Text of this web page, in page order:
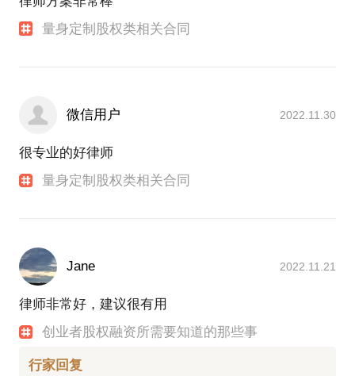
量身定制股权类相关合同
微信用户 2022.11.30
很专业的好律师
量身定制股权类相关合同
Jane 2022.11.21
律师非常好，建议很有用
创业者股权融资所需要知道的那些事
行家回复